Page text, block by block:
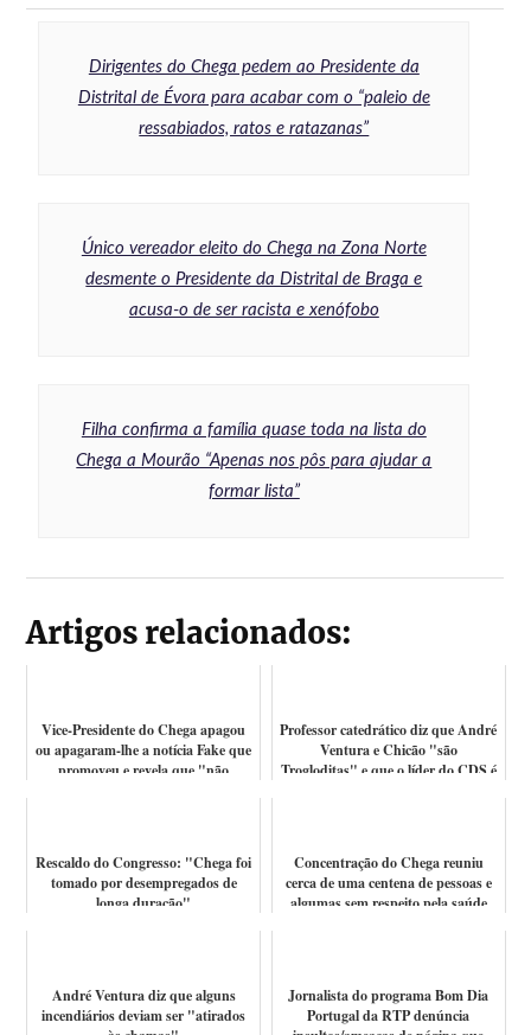
Dirigentes do Chega pedem ao Presidente da
Distrital de Évora para acabar com o “paleio de
ressabiados, ratos e ratazanas”
Único vereador eleito do Chega na Zona Norte
desmente o Presidente da Distrital de Braga e
acusa-o de ser racista e xenófobo
Filha confirma a família quase toda na lista do
Chega a Mourão “Apenas nos pôs para ajudar a
formar lista”
Artigos relacionados:
Vice-Presidente do Chega apagou
ou apagaram-lhe a notícia Fake que
promoveu e revela que "não
Professor catedrático diz que André
Ventura e Chicão "são
Trogloditas" e que o líder do CDS é
Rescaldo do Congresso: "Chega foi
tomado por desempregados de
longa duração"
Concentração do Chega reuniu
cerca de uma centena de pessoas e
algumas sem respeito pela saúde
André Ventura diz que alguns
incendiários deviam ser "atirados
Jornalista do programa Bom Dia
Portugal da RTP denúncia